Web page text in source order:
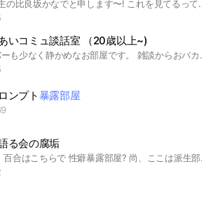
どうも〜!!主の比良坂かなでと申します〜! これを見てるってことはヒプマイ好きってことよね?! 古参なのか最近ハマったとかは気にせずに 皆で仲良くなりきりしましょー!! 早速ここの部屋のルールなんやけど.... このオプチャ作った目的は...私のためだけなんです...!!! 私の逆ハーレムの夢を叶えるため!!あなたがたには ヒプマイのイケメン諸君を演じて欲しい!!! だから夢が無理な人はここでUターンお願いねー そのお思いでいっぱいなんです!!!!!!!! ヒプマイは結構前からある作品やから 自分の推しキャラがどこも演じれない!!と 困ってる方募集です!!! じゃあ❌なことと〇なことを宣言する!! ❌絶対だめ ・同顔、キャラ被り(ややこしい) ・自信のオリキャラ(なんか嫌だ) ・掛け持ち(ややこしくなるから) ・即抜け(普通に腹立つ) ・荒らし、しつこい宣伝(これしたら強制退会!) ・中の人同士の喧嘩(キャラ同士はOK!でも適度にだぞ) ・病みアピ、個 人 情 報 の暴露(自分のも絶対だめ!!) (命を守るために絶対守ってね!!) ・キャラ崩壊などの悪口 ・他界隈のお話(するならスレッド立てるかライト、壁でお願いします!!!!!) 〇なこと ・キャラ崩壊(ちょっとだけならね!) ・敬語なし!(背後部屋では初めの頃は敬語使お?) ・ノートでの壁作成! ・専用ノートでの宣伝!(1人3つまで!!同じのを3回はダメ!) ・スタンプの使用!(他界隈は勘弁💦) ・副官の希望(私は低浮上だから副官は何人でもほしい) ・ヒプステのオリキャラを演じること!(私は知らんが!!) ・キャラ同士の恋愛!(本当は私の事好きになって欲しいけど...どうしてもって言うならいいよ!!) ・お友達を誘うこと!(荒らさないならOK!) くらいかな...ヒプステはまだ1個しか見た事ない.. ヒプマイにわかだけど取り敢えずイケメンだし まぁ好きに演じてくれや!! それじゃあ中で会おうねー もうちょっと下行ってみて!! 合言葉は「かなでさんを愛すことを誓います」 だよ??????私を愛せ #ヒプノシスマイク#ヒプマイ#なりきり#nrkr#夢#BL#腐#かなで
いコミュ談話室 （20歳以上~)
今はメンバーも少なく静かめなお部屋です。 雑談からおバカな会話までどんな話でも一緒にしましょう･:*+.(( °ω° ))/.:+ ꙳★*ﾟ参加条件： ・独身/既婚の方 ・20以上～の方、 ・性別不問、LGBTどなたでも。 ・アイコンの設定をしていただける方 ꙳★*ﾟ人見知りや夜なかなか眠れない人大歓迎です。 ꙳★*ﾟ男女関係なくわいわいお話しましょう！ #雑談 #おしゃべ り #談話 #独身 #既婚 #共感 #食 #酒 #マイペース #コミュ #まったり #孤独 #アニメ #まんが #音楽 #仲間 #挨拶 #深夜 #趣味 #仲良し #空気 #初心者 #楽しく #ぼっち #会話 #わいわい #息抜き #気晴らし #眠れない #寝れない #つらい #辛い #盛り上がる #疲れ #ストレス #LGBT #つぶやき #独り言 #のんびり #緩やか #気晴らし #やさしい #穏やか #リラックス #賑やか #おしゃべり#和気あいあい #愚痴 #主婦 #相談 #暴露
ンプト暴露部屋
る会の腐垢
腐垢 薔薇、百合はこちらで 性癖暴露部屋? 尚、ここは派生部屋ですが誰でも参加どうぞ コード入力 【0406】 地雷は配慮しません 地雷踏み抜かれても責任は取らん 自衛してくれ 自由なスタンス ルールだけ必ず確認してください